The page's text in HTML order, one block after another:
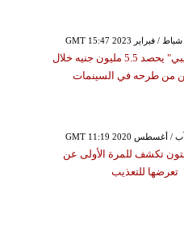
فيلم "أنا لحبيبي" يحصد 5.5 مليون جنيه خلال
من طرحه في السينمات
تكشف للمرة الأولى عن
تعرضها للتعذيب